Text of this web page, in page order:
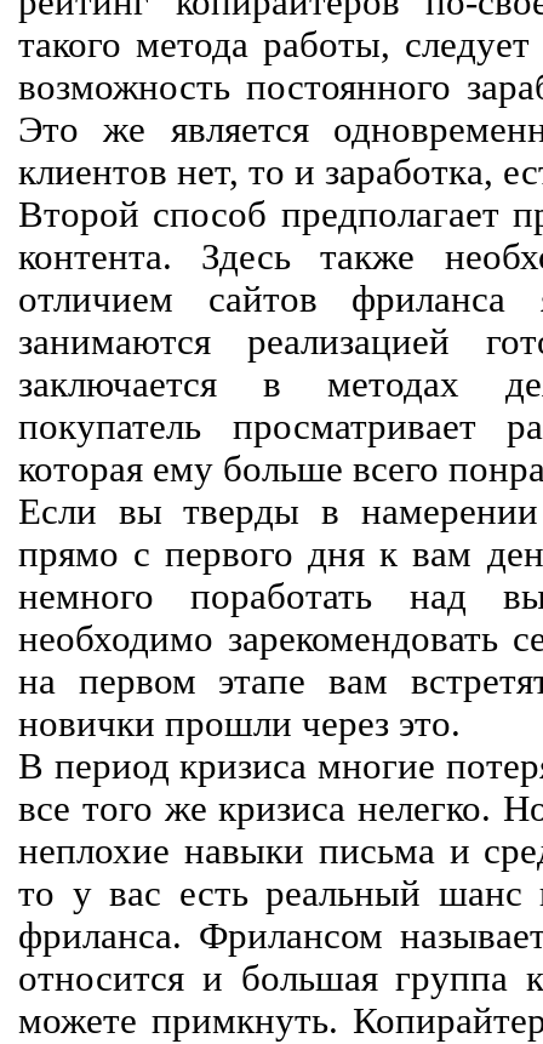
такого метода работы,
возможность постоянного
Это же является
клиентов нет, то и заработка,
Второй способ предполагает
контента. Здесь также
отличием сайтов
занимаются реализацией
заключается в методах
покупатель просматривает
которая ему больше всего
Если вы тверды в
прямо с первого дня к вам
немного поработать над
необходимо зарекомендовать
на первом этапе вам
новички прошли через это.
В период кризиса многие
все того же кризиса нелегко.
неплохие навыки письма и
то у вас есть реальный шанс
фриланса. Фрилансом
относится и большая группа
можете примкнуть.